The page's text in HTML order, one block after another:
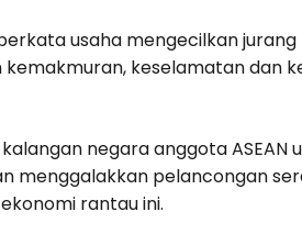
usaha mengecilkan
keselamatan dan
negara anggota ASEAN
menggalakkan pelancongan
rantau ini.